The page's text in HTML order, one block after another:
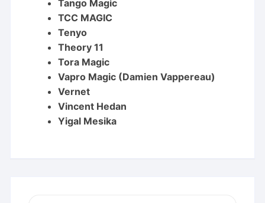
Tango Magic
TCC MAGIC
Tenyo
Theory 11
Tora Magic
Vapro Magic (Damien Vappereau)
Vernet
Vincent Hedan
Yigal Mesika